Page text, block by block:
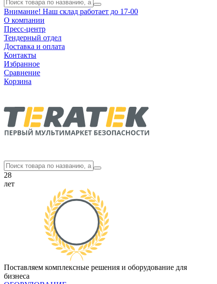
Внимание! Наш склад работает до 17-00
О компании
Пресс-центр
Тендерный отдел
Доставка и оплата
Контакты
Избранное
Сравнение
Корзина
28
лет
Поставляем комплексные решения и оборудование для
бизнеса